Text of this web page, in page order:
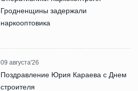
Гродненщины задержали
наркооптовика
09 августа'26
Поздравление Юрия Караева с Днем
строителя